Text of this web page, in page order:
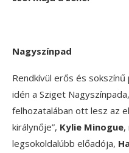
Nagyszínpad
Rendkívül erős és
idén a Sziget
felhozatalában ott lesz az
királynője”, Kylie Minogue,
legsokoldalúbb előadója,